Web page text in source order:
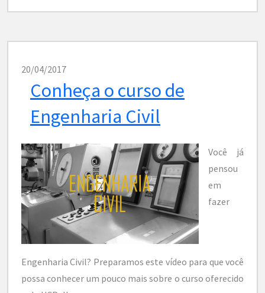
20/04/2017
Conheça o curso de
Engenharia Civil
Você já
pensou
em
fazer
Engenharia Civil? Preparamos este vídeo para que você
possa conhecer um pouco mais sobre o curso oferecido